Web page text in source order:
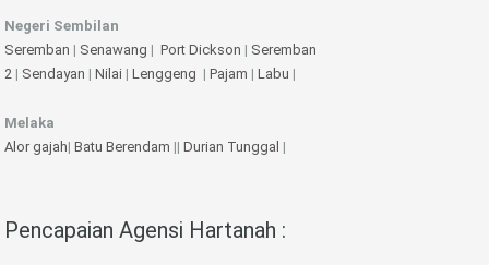
Negeri Sembilan
Seremban | Senawang | Port Dickson | Seremban
2 | Sendayan | Nilai | Lenggeng | Pajam | Labu |
Melaka
Alor gajah| Batu Berendam || Durian Tunggal |
Pencapaian Agensi Hartanah :